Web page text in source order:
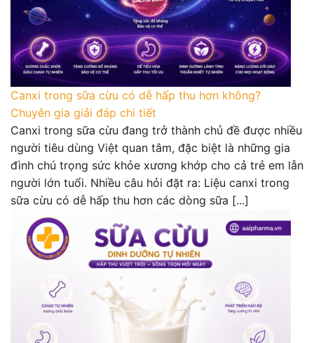
Canxi trong sữa cừu có dễ hấp thu hơn không?
Chuyên gia giải đáp chi tiết
Canxi trong sữa cừu đang trở thành chủ đề được nhiều
người tiêu dùng Việt quan tâm, đặc biệt là những gia
đình chú trọng sức khỏe xương khớp cho cả trẻ em lẫn
người lớn tuổi. Nhiều câu hỏi đặt ra: Liệu canxi trong
sữa cừu có dễ hấp thu hơn các dòng sữa [...]